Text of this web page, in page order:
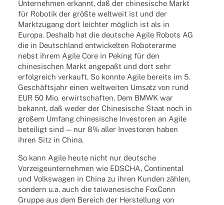
Unter­neh­men erkannt, daß der chine­si­sche Markt
für Robo­tik der größte welt­weit ist und der
Markt­zu­gang dort leich­ter möglich ist als in
Europa. Deshalb hat die deut­sche Agile Robots AG
die in Deutsch­land entwi­ckel­ten Robo­ter­arme
nebst ihrem Agile Core in Peking für den
chine­si­schen Markt ange­paßt und dort sehr
erfolg­reich verkauft. So konnte Agile bereits im 5.
Geschäfts­jahr einen welt­wei­ten Umsatz von rund
EUR 50 Mio. erwirt­schaf­ten. Dem BMWK war
bekannt, daß weder der Chine­si­sche Staat noch in
großem Umfang chine­si­sche Inves­to­ren an Agile
betei­ligt sind — nur 8% aller Inves­to­ren haben
ihren Sitz in China.
So kann Agile heute nicht nur deut­sche
Vorzei­ge­un­ter­neh­men wie EDSCHA, Conti­nen­tal
und Volks­wa­gen in China zu ihren Kunden zählen,
sondern u.a. auch die taiwa­ne­si­sche FoxConn
Gruppe aus dem Bereich der Herstel­lung von